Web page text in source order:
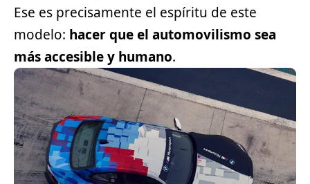
Ese es precisamente el espíritu de este
modelo: hacer que el automovilismo sea
más accesible y humano.